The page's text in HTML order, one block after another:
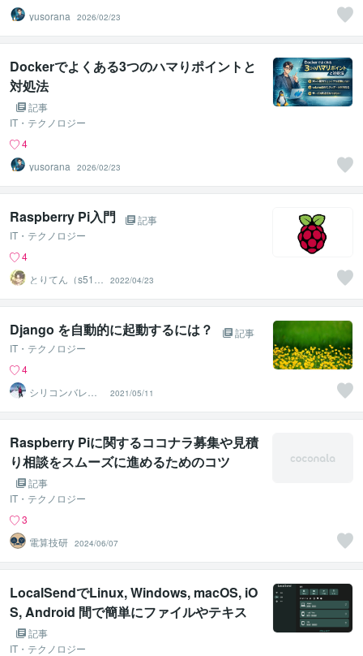
yusorana
2026/02/23
Dockerでよくある3つのハマりポイントと
対処法
記事
IT・テクノロジー
4
yusorana
2026/02/23
Raspberry Pi入門
記事
IT・テクノロジー
4
とりてん（s515
17765）
2022/04/23
Django を自動的に起動するには？
記事
IT・テクノロジー
4
シリコンバレー
スーパーウエア
2021/05/11
Raspberry Piに関するココナラ募集や見積
り相談をスムーズに進めるためのコツ
記事
IT・テクノロジー
3
電算技研 2024/06/07
LocalSendでLinux, Windows, macOS, iO
S, Android 間で簡単にファイルやテキス
トを転送する
記事
IT・テクノロジー